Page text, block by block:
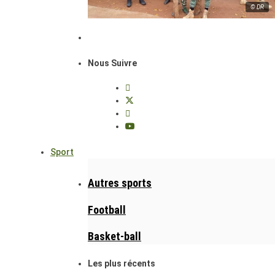
© DR
Nous Suivre
Sport
Autres sports
Football
Basket-ball
Les plus récents